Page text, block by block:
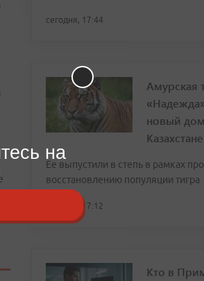
сегодня, 17:44
Амурская
новый
Казахстане
Ее выпустили в степь в рамках
восстановлению популяции тигра
сегодня, 17:12
Кто в
на